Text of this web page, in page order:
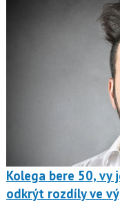
Kolega bere 50, vy
odkrýt rozdíly ve